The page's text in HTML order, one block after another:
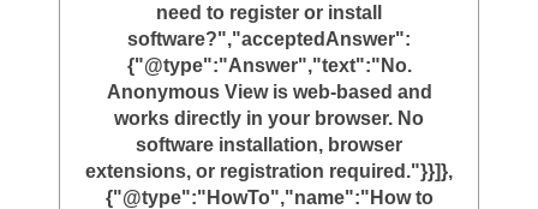
need to register or install
software?","acceptedAnswer":
{"@type":"Answer","text":"No.
Anonymous View is web-based and
works directly in your browser. No
software installation, browser
extensions, or registration required."}}]},
{"@type":"HowTo","name":"How to